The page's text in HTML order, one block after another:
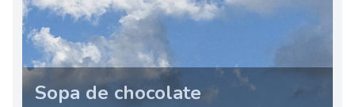
Sopa de chocolate